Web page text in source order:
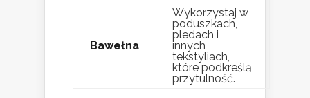
Bawełna
Wykorzystaj w
poduszkach,
pledach i
innych
tekstyliach,
które podkreślą
przytulność.